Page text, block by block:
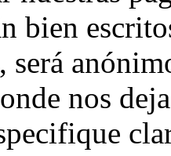
bien
será
nos